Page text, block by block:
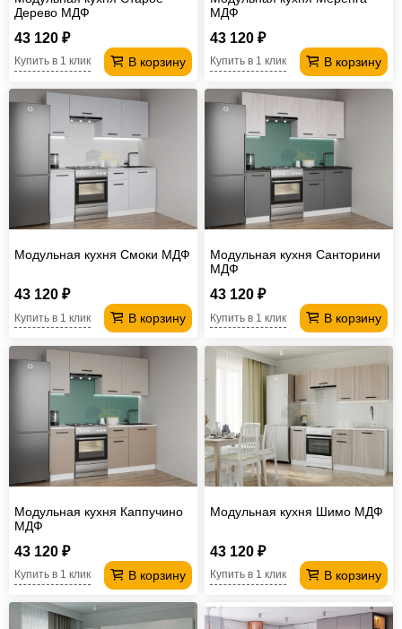
Дерево МДФ
43 120 ₽
В корзину
Купить в 1 клик
МДФ
43 120 ₽
В корзину
Купить в 1 клик
Модульная кухня Смоки МДФ
43 120 ₽
В корзину
Купить в 1 клик
Модульная кухня Санторини
МДФ
43 120 ₽
В корзину
Купить в 1 клик
Модульная кухня Каппучино
МДФ
43 120 ₽
В корзину
Купить в 1 клик
Модульная кухня Шимо МДФ
43 120 ₽
В корзину
Купить в 1 клик